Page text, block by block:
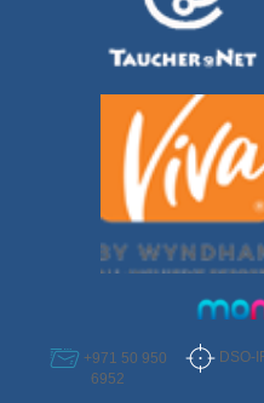
+971 50 950
6952
DSO-